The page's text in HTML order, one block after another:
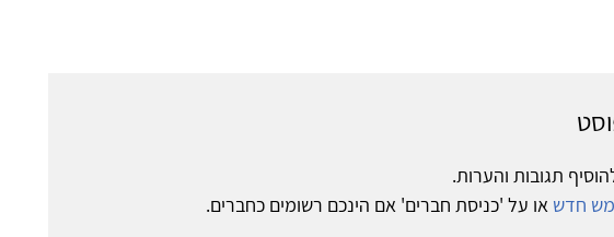
תגובות והערות.
חדש או על 'כניסת חברים' אם הינכם רשומים כחברים.